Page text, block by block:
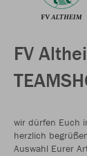
FV
wir dürfen Euch
herzlich
Auswahl Eurer